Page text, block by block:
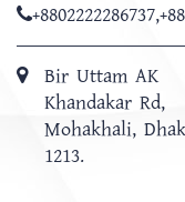
+8802222286737,
Bir Uttam AK
Khandakar Rd,
Mohakhali,
1213.